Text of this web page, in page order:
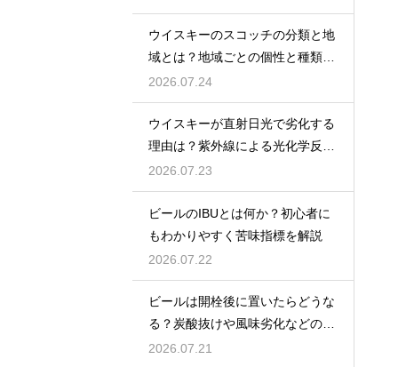
ウイスキーのスコッチの分類と地
域とは？地域ごとの個性と種類を
解説
2026.07.24
ウイスキーが直射日光で劣化する
理由は？紫外線による光化学反応
で風味が損なわれるため
2026.07.23
ビールのIBUとは何か？初心者に
もわかりやすく苦味指標を解説
2026.07.22
ビールは開栓後に置いたらどうな
る？炭酸抜けや風味劣化などの影
響を解説
2026.07.21